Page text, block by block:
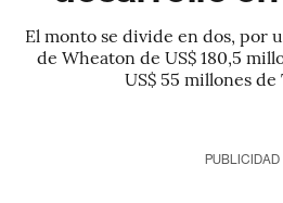
El monto se divide en dos, por
de Wheaton de US$ 180,5
US$ 55 millones
PUBLICIDAD